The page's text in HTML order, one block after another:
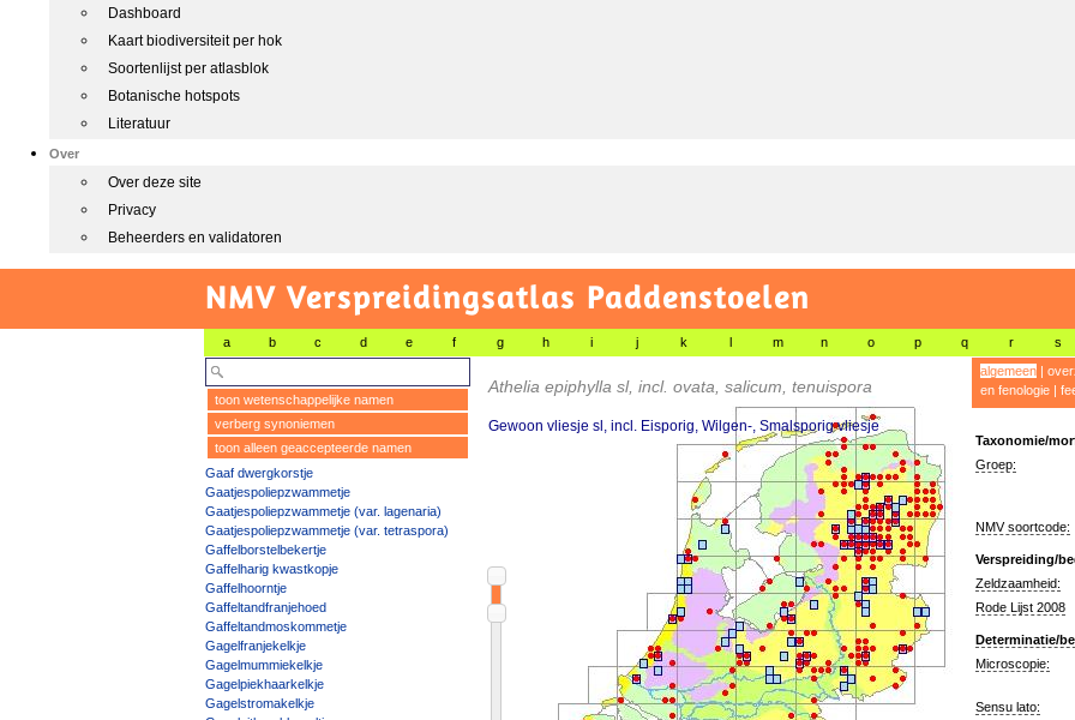
Dashboard
Kaart biodiversiteit per hok
Soortenlijst per atlasblok
Botanische hotspots
Literatuur
Over
Over deze site
Privacy
Beheerders en validatoren
NMV Verspreidingsatlas Paddenstoelen
a b c d e f g h i j k l m n o p q r s
toon wetenschappelijke namen
verberg synoniemen
toon alleen geaccepteerde namen
Gaaf dwergkorstje
Gaatjespoliepzwammetje
Gaatjespoliepzwammetje (var. lagenaria)
Gaatjespoliepzwammetje (var. tetraspora)
Gaffelborstelbekertje
Gaffelharig kwastkopje
Gaffelhoorntje
Gaffeltandfranjehoed
Gaffeltandmoskommetje
Gagelfranjekelkje
Gagelmummiekelkje
Gagelpiekhaarkelkje
Gagelstromakelkje
Athelia epiphylla sl, incl. ovata, salicum, tenuispora
Gewoon vliesje sl, incl. Eisporig, Wilgen-, Smalsporig vliesje
algemeen|
en fenologie|
Taxonomie/
Groep:
NMV soortcode:
Verspreiding/
Zeldzaamheid:
Rode Lijst 2008
Determinatie/
Microscopie:
Sensu lato: